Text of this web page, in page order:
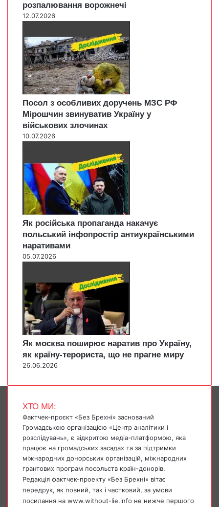
розпалювання ворожнечі
12.07.2026
Посол з особливих доручень МЗС РФ
Мірошчин звинуватив Україну у
військових злочинах
10.07.2026
Як російська пропаганда накачує
польський інфопростір антиукраїнськими
наративами
05.07.2026
Як москва поширює наратив про Україну,
як країну-терориста, що не прагне миру
26.06.2026
ХТО МИ:
Фактчек-проєкт «Без Брехні» заснований
Громадською організацією «Центр аналітики і
розслідувань», є відкритою медіа-платформою, яка
працює на громадських засадах та за підтримки
міжнародних донорських організацій, міжнародних
грантових програм посольств країн-донорів.
Редакція фактчек-проекту «Без Брехні» вітає
передрук, як повний, так і частковий, за умови
посилання на www.without-lie.info не нижче першого